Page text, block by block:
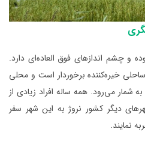
و چشم اندازهای فوق العاده‌ای دارد.
خیره‌کننده برخوردار است و محلی
شمار می‌رود. همه ساله افراد زیادی از
دیگر کشور نروژ به این شهر سفر
نمایند.